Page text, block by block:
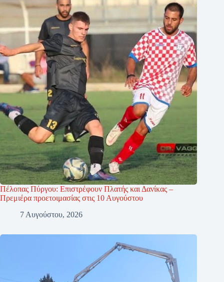
Πέλοπας Πύργου: Επιστρέφουν Πλατής και Δανίκας –
Πρεμιέρα προετοιμασίας στις 10 Αυγούστου
7 Αυγούστου, 2026